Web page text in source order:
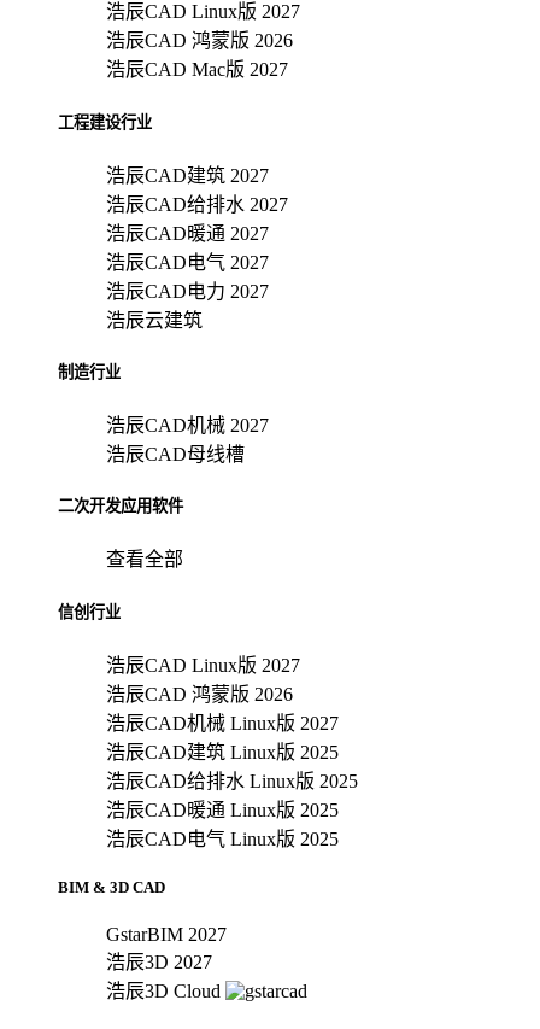
浩辰CAD Linux版 2027
浩辰CAD 鸿蒙版 2026
浩辰CAD Mac版 2027
工程建设行业
浩辰CAD建筑 2027
浩辰CAD给排水 2027
浩辰CAD暖通 2027
浩辰CAD电气 2027
浩辰CAD电力 2027
浩辰云建筑
制造行业
浩辰CAD机械 2027
浩辰CAD母线槽
二次开发应用软件
查看全部
信创行业
浩辰CAD Linux版 2027
浩辰CAD 鸿蒙版 2026
浩辰CAD机械 Linux版 2027
浩辰CAD建筑 Linux版 2025
浩辰CAD给排水 Linux版 2025
浩辰CAD暖通 Linux版 2025
浩辰CAD电气 Linux版 2025
BIM & 3D CAD
GstarBIM 2027
浩辰3D 2027
浩辰3D Cloud